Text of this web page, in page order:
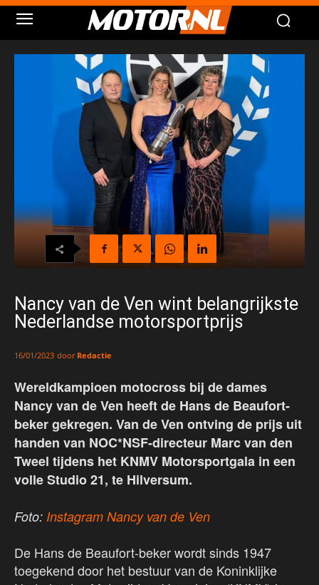
Nancy van de Ven wint belangrijkste
Nederlandse motorsportprijs
16/01/2023 door Redactie
Wereldkampioen motocross bij de dames
Nancy van de Ven heeft de Hans de Beaufort-
beker gekregen. Van de Ven ontving de prijs uit
handen van NOC*NSF-directeur Marc van den
Tweel tijdens het KNMV Motorsportgala in een
volle Studio 21, te Hilversum.
Foto: Instagram Nancy van de Ven
De Hans de Beaufort-beker wordt sinds 1947
toegekend door het bestuur van de Koninklijke